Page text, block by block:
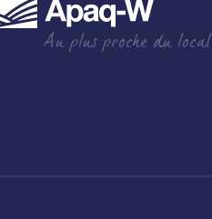
Au plus proche du local